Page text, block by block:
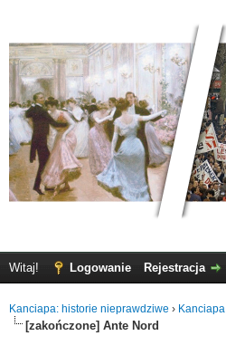
Witaj! Logowanie Rejestracja
Kanciapa: historie nieprawdziwe › Kanciapa
[zakończone] Ante Nord